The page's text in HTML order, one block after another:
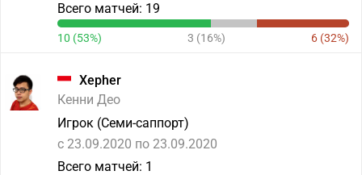
Всего матчей: 19
10 (53%) 3 (16%) 6 (32%)
Xepher
Кенни Део
Игрок (Семи-саппорт)
c 23.09.2020 по 23.09.2020
Всего матчей: 1